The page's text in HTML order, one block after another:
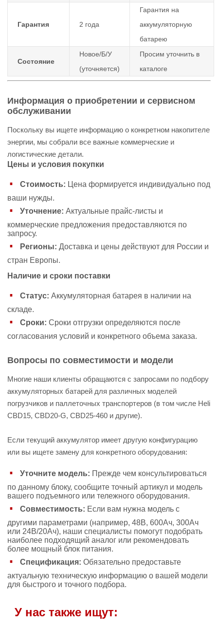
Гарантия 2 года
Гарантия на
аккумуляторную
батарею
Состояние
Новое/Б/У
(уточняется)
Просим уточнить в
каталоге
Информация о приобретении и сервисном
обслуживании
Поскольку вы ищете информацию о конкретном накопителе
энергии, мы собрали все важные коммерческие и
логистические детали.
Цены и условия покупки
Стоимость: Цена формируется индивидуально под
ваши нужды.
Уточнение: Актуальные прайс-листы и
коммерческие предложения предоставляются по
запросу.
Регионы: Доставка и цены действуют для России и
стран Европы.
Наличие и сроки поставки
Статус: Аккумуляторная батарея в наличии на
складе.
Сроки: Сроки отгрузки определяются после
согласования условий и конкретного объема заказа.
Вопросы по совместимости и модели
Многие наши клиенты обращаются с запросами по подбору
аккумуляторных батарей для различных моделей
погрузчиков и паллеточных транспортеров (в том числе Heli
CBD15, CBD20-G, CBD25-460 и другие).
Если текущий аккумулятор имеет другую конфигурацию
или вы ищете замену для конкретного оборудования:
Уточните модель: Прежде чем консультироваться
по данному блоку, сообщите точный артикул и модель
вашего подъемного или тележного оборудования.
Совместимость: Если вам нужна модель с
другими параметрами (например, 48В, 600Ач, 300Ач
или 24В/20Ач), наши специалисты помогут подобрать
наиболее подходящий аналог или рекомендовать
более мощный блок питания.
Спецификация: Обязательно предоставьте
актуальную техническую информацию о вашей модели
для быстрого и точного подбора.
У нас также ищут: